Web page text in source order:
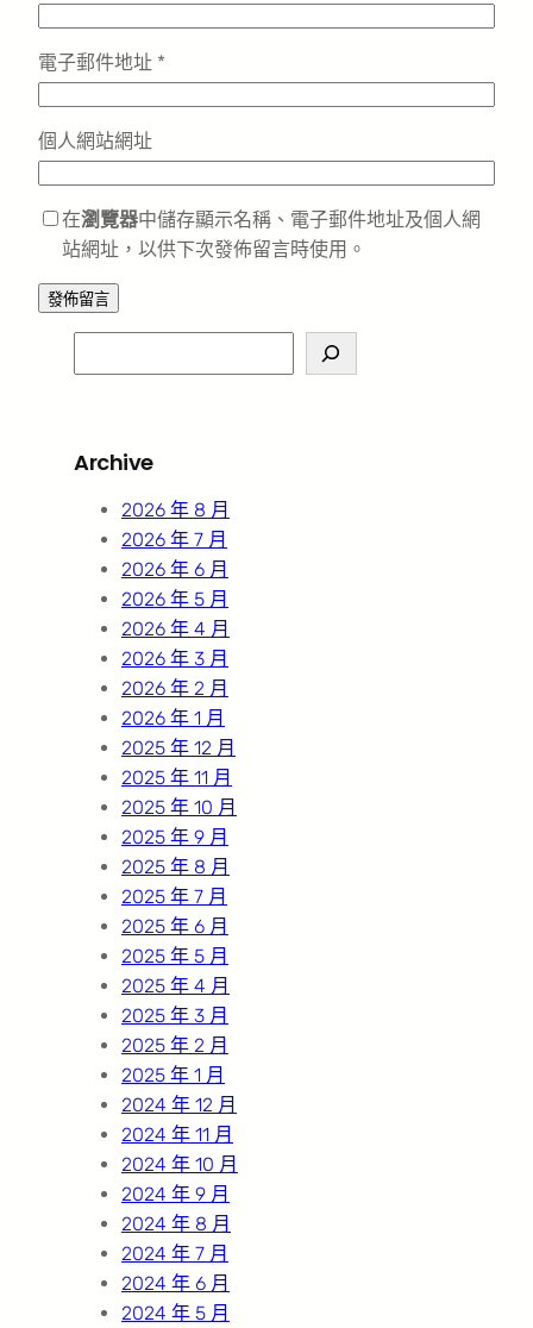
電子郵件地址 *
個人網站網址
在瀏覽器中儲存顯示名稱、電子郵件地址及個人網
站網址，以供下次發佈留言時使用。
e
c
Archive
2026 年 8 月
2026 年 7 月
2026 年 6 月
2026 年 5 月
2026 年 4 月
2026 年 3 月
2026 年 2 月
2026 年 1 月
2025 年 12 月
2025 年 11 月
2025 年 10 月
2025 年 9 月
2025 年 8 月
2025 年 7 月
2025 年 6 月
2025 年 5 月
2025 年 4 月
2025 年 3 月
2025 年 2 月
2025 年 1 月
2024 年 12 月
2024 年 11 月
2024 年 10 月
2024 年 9 月
2024 年 8 月
2024 年 7 月
2024 年 6 月
2024 年 5 月